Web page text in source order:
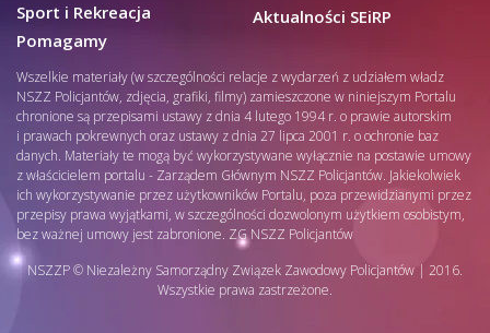
Sport i Rekreacja
Pomagamy
Aktualności SEiRP
Wszelkie materiały (w szczególności relacje z wydarzeń z udziałem władz
NSZZ Policjantów, zdjęcia, grafiki, filmy) zamieszczone w niniejszym Portalu
chronione są przepisami ustawy z dnia 4 lutego 1994 r. o prawie autorskim
i prawach pokrewnych oraz ustawy z dnia 27 lipca 2001 r. o ochronie baz
danych. Materiały te mogą być wykorzystywane wyłącznie na postawie umowy
z właścicielem portalu - Zarządem Głównym NSZZ Policjantów. Jakiekolwiek
ich wykorzystywanie przez użytkowników Portalu, poza przewidzianymi przez
przepisy prawa wyjątkami, w szczególności dozwolonym użytkiem osobistym,
bez ważnej umowy jest zabronione. ZG NSZZ Policjantów
NSZZP © Niezależny Samorządny Związek Zawodowy Policjantów | 2016.
Wszystkie prawa zastrzeżone.